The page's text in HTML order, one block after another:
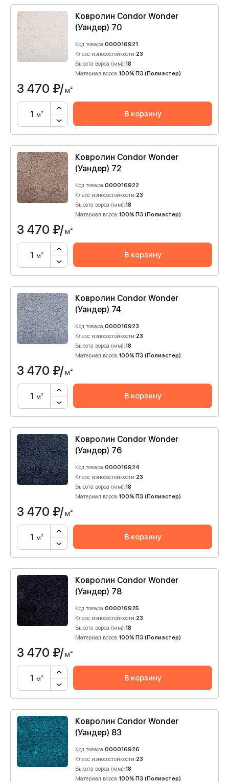
Ковролин Condor Wonder
(Уандер) 70
Код товара:000016921
Класс износостойкости:23
Высота ворса (мм):18
Материал ворса:100% ПЭ (Полиэстер)
3 470 ₽/м²
м² В корзину
Ковролин Condor Wonder
(Уандер) 72
Код товара:000016922
Класс износостойкости:23
Высота ворса (мм):18
Материал ворса:100% ПЭ (Полиэстер)
3 470 ₽/м²
м² В корзину
Ковролин Condor Wonder
(Уандер) 74
Код товара:000016923
Класс износостойкости:23
Высота ворса (мм):18
Материал ворса:100% ПЭ (Полиэстер)
3 470 ₽/м²
м² В корзину
Ковролин Condor Wonder
(Уандер) 76
Код товара:000016924
Класс износостойкости:23
Высота ворса (мм):18
Материал ворса:100% ПЭ (Полиэстер)
3 470 ₽/м²
м² В корзину
Ковролин Condor Wonder
(Уандер) 78
Код товара:000016925
Класс износостойкости:23
Высота ворса (мм):18
Материал ворса:100% ПЭ (Полиэстер)
3 470 ₽/м²
м² В корзину
Ковролин Condor Wonder
(Уандер) 83
Код товара:000016926
Класс износостойкости:23
Высота ворса (мм):18
Материал ворса:100% ПЭ (Полиэстер)